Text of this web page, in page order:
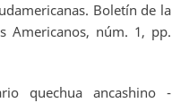
Boletín de la
Americanos, núm. 1, pp.
quechua ancashino -